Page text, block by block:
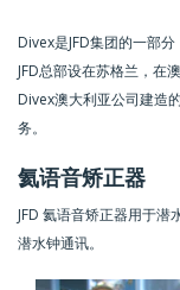
Divex是JFD集团的一部
JFD总部设在苏格兰，在
Divex澳大利亚公司建造
务。
氦语音矫正器
JFD 氦语音矫正器用于
潜水钟通讯。